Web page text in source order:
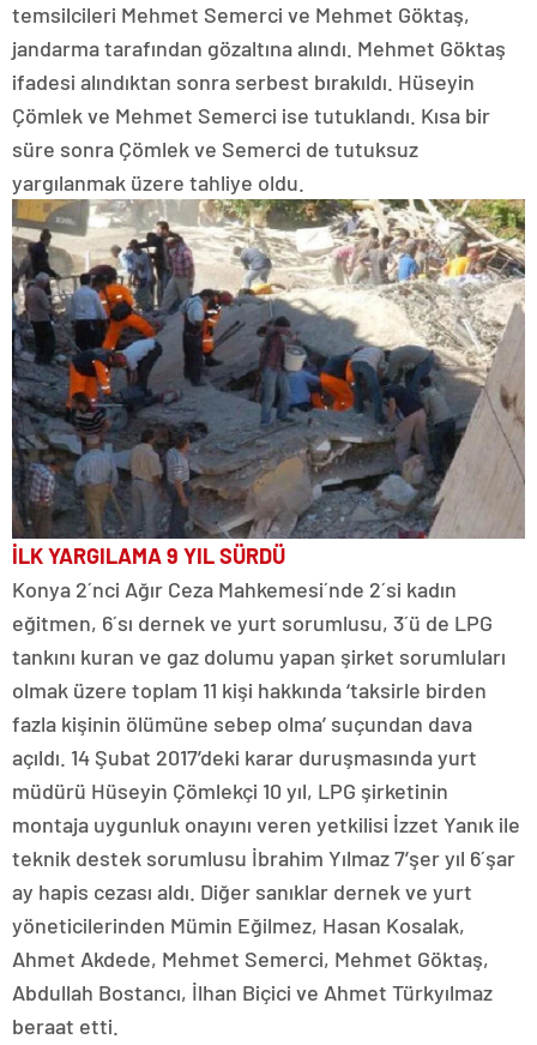
temsilcileri Mehmet Semerci ve Mehmet Göktaş,
jandarma tarafından gözaltına alındı. Mehmet Göktaş
ifadesi alındıktan sonra serbest bırakıldı. Hüseyin
Çömlek ve Mehmet Semerci ise tutuklandı. Kısa bir
süre sonra Çömlek ve Semerci de tutuksuz
yargılanmak üzere tahliye oldu.
İLK YARGILAMA 9 YIL SÜRDÜ
Konya 2´nci Ağır Ceza Mahkemesi´nde 2´si kadın
eğitmen, 6´sı dernek ve yurt sorumlusu, 3´ü de LPG
tankını kuran ve gaz dolumu yapan şirket sorumluları
olmak üzere toplam 11 kişi hakkında ‘taksirle birden
fazla kişinin ölümüne sebep olma’ suçundan dava
açıldı. 14 Şubat 2017’deki karar duruşmasında yurt
müdürü Hüseyin Çömlekçi 10 yıl, LPG şirketinin
montaja uygunluk onayını veren yetkilisi İzzet Yanık ile
teknik destek sorumlusu İbrahim Yılmaz 7’şer yıl 6´şar
ay hapis cezası aldı. Diğer sanıklar dernek ve yurt
yöneticilerinden Mümin Eğilmez, Hasan Kosalak,
Ahmet Akdede, Mehmet Semerci, Mehmet Göktaş,
Abdullah Bostancı, İlhan Biçici ve Ahmet Türkyılmaz
beraat etti.